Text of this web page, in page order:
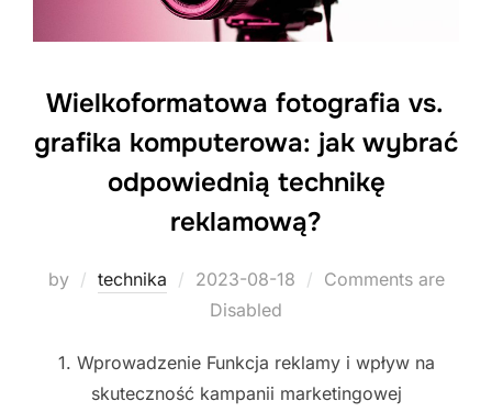
Wielkoformatowa fotografia vs.
grafika komputerowa: jak wybrać
odpowiednią technikę
reklamową?
by technika
Posted
on
2023-08-18
Comments are
Disabled
1. Wprowadzenie Funkcja reklamy i wpływ na
skuteczność kampanii marketingowej